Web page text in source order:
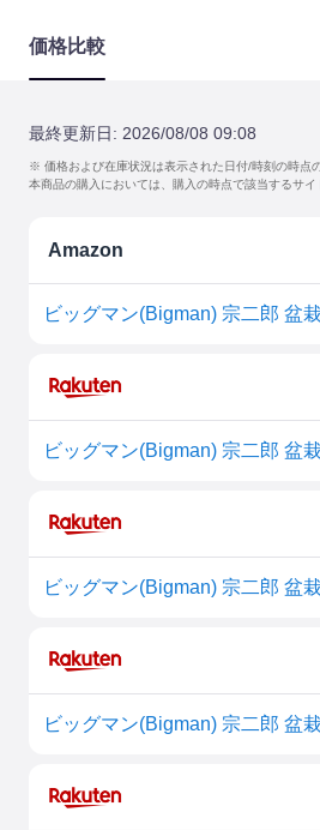
価格比較
最終更新日: 2026/08/08 09:08
※ 価格および在庫状況は表示された日付/時刻の時点
本商品の購入においては、購入の時点で該当するサ
Amazon
ビッグマン(Bigman) 宗二郎 盆
ビッグマン(Bigman) 宗二郎 盆
ビッグマン(Bigman) 宗二郎 盆
ビッグマン(Bigman) 宗二郎 盆